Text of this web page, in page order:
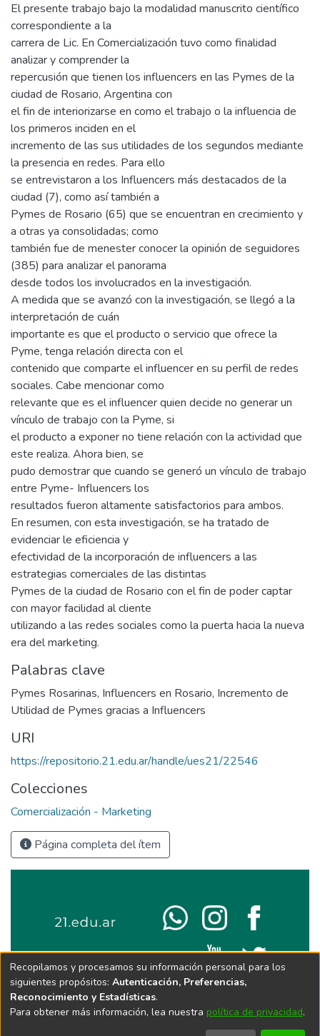
El presente trabajo bajo la modalidad manuscrito científico
correspondiente a la
carrera de Lic. En Comercialización tuvo como finalidad
analizar y comprender la
repercusión que tienen los influencers en las Pymes de la
ciudad de Rosario, Argentina con
el fin de interiorizarse en como el trabajo o la influencia de
los primeros inciden en el
incremento de las sus utilidades de los segundos mediante
la presencia en redes. Para ello
se entrevistaron a los Influencers más destacados de la
ciudad (7), como así también a
Pymes de Rosario (65) que se encuentran en crecimiento y
a otras ya consolidadas; como
también fue de menester conocer la opinión de seguidores
(385) para analizar el panorama
desde todos los involucrados en la investigación.
A medida que se avanzó con la investigación, se llegó a la
interpretación de cuán
importante es que el producto o servicio que ofrece la
Pyme, tenga relación directa con el
contenido que comparte el influencer en su perfil de redes
sociales. Cabe mencionar como
relevante que es el influencer quien decide no generar un
vínculo de trabajo con la Pyme, si
el producto a exponer no tiene relación con la actividad que
este realiza. Ahora bien, se
pudo demostrar que cuando se generó un vínculo de trabajo
entre Pyme- Influencers los
resultados fueron altamente satisfactorios para ambos.
En resumen, con esta investigación, se ha tratado de
evidenciar le eficiencia y
efectividad de la incorporación de influencers a las
estrategias comerciales de las distintas
Pymes de la ciudad de Rosario con el fin de poder captar
con mayor facilidad al cliente
utilizando a las redes sociales como la puerta hacia la nueva
era del marketing.
Palabras clave
Pymes Rosarinas, Influencers en Rosario, Incremento de
Utilidad de Pymes gracias a Influencers
URI
https://repositorio.21.edu.ar/handle/ues21/22546
Colecciones
Comercialización - Marketing
Página completa del ítem
Recopilamos y procesamos su información personal para los
siguientes propósitos: Autenticación, Preferencias,
Reconocimiento y Estadísticas.
Para obtener más información, lea nuestra política de privacidad.